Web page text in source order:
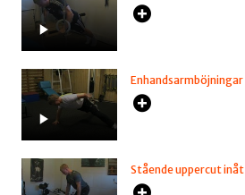
Enhandsarmböjningar
Stående uppercut inåt